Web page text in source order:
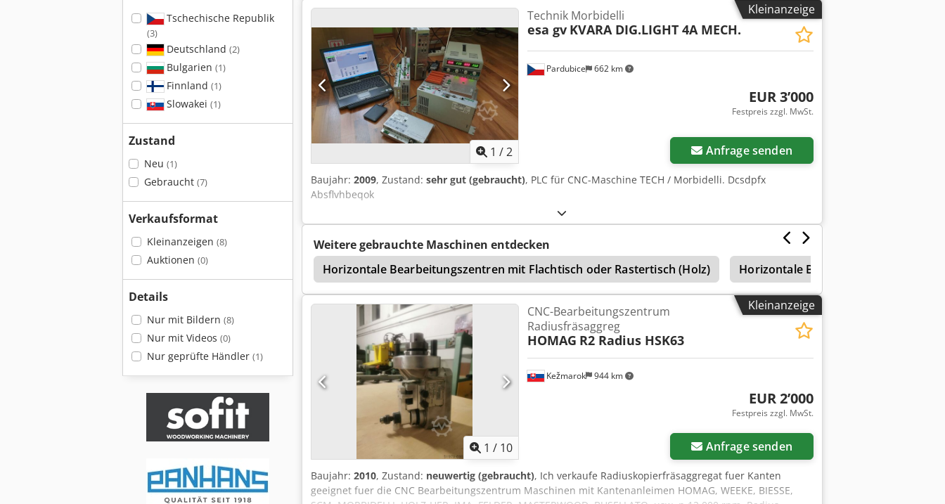
Tschechische Republik
(3)
Deutschland (2)
Bulgarien (1)
Finnland (1)
Slowakei (1)
Zustand
Neu (1)
Gebraucht (7)
Verkaufsformat
Kleinanzeigen (8)
Auktionen (0)
Details
Nur mit Bildern (8)
Nur mit Videos (0)
Nur geprüfte Händler (1)
Kleinanzeige
Mehr Bilder anfragen
1 /2
Pardubice 662 km
Technik Morbidelli
esa gv KVARA DIG.LIGHT 4A MECH.
EUR 3’000
Festpreis zzgl. MwSt.
Anfrage senden
Baujahr: 2009, Zustand: sehr gut (gebraucht), PLC für CNC-Maschine TECH / Morbidelli. Dcsdpfx
Absflvhbeqok
Weitere gebrauchte Maschinen entdecken
Horizontale Bearbeitungszentren mit Flachtisch oder Rastertisch (Holz)
Horizontale Bearbeitungszentren
Schmalz Fischer Schleifsysteme
Kleinanzeige
1 / 10
Kežmarok 944 km
CNC-Bearbeitungszentrum
Radiusfräsaggreg
HOMAG R2 Radius HSK63
EUR 2’000
Festpreis zzgl. MwSt.
Anfrage senden
Baujahr: 2010, Zustand: neuwertig (gebraucht), Ich verkaufe Radiuskopierfräsaggregat fuer Kanten
geeignet fuer die CNC Bearbeitungszentrum Maschinen mit Kantenanleimen HOMAG, WEEKE, BIESSE,